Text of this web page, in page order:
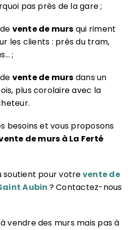
pas près de la gare ;
vente de murs qui riment
les clients : près du tram,
;
vente de murs dans un
plus corolaire avec la
besoins et vous proposons
de murs à La Ferté
soutient pour votrevente de
Aubin ? Contactez-nous
vendre des murs mais pas à